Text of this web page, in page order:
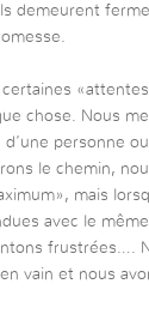
demeurent
chose. Nous
personne
le chemin,
mais
avec le
frustrées….
vain et nous